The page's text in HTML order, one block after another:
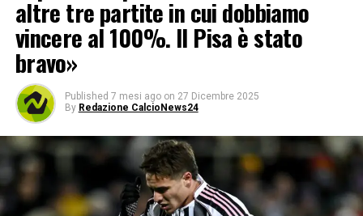
altre tre partite in cui dobbiamo
vincere al 100%. Il Pisa è stato
bravo»
Published 7 mesi ago on 27 Dicembre 2025
By Redazione CalcioNews24